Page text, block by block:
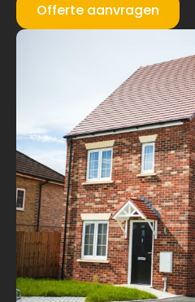
Offerte aanvragen